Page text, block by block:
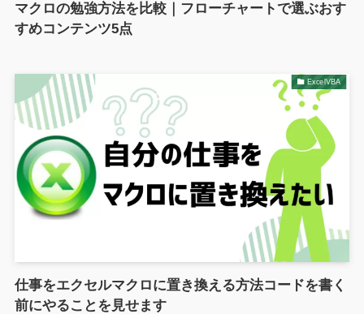
マクロの勉強方法を比較｜フローチャートで選ぶおす
すめコンテンツ5点
ExcelVBA
仕事をエクセルマクロに置き換える方法コードを書く
前にやることを見せます